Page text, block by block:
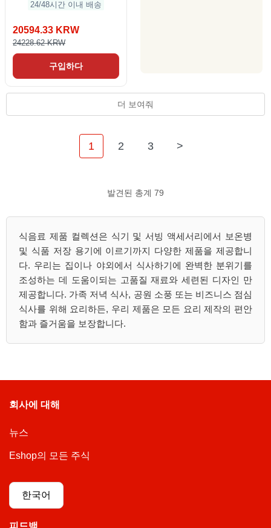
24/48시간 이내 배송
20594.33 KRW
24228.62 KRW
구입하다
더 보여줘
1 2 3 >
발견된 총계 79
식음료 제품 컬렉션은 식기 및 서빙 액세서리에서 보온병
및 식품 저장 용기에 이르기까지 다양한 제품을 제공합니
다. 우리는 집이나 야외에서 식사하기에 완벽한 분위기를
조성하는 데 도움이되는 고품질 재료와 세련된 디자인 만
제공합니다. 가족 저녁 식사, 공원 소풍 또는 비즈니스 점심
식사를 위해 요리하든, 우리 제품은 모든 요리 제작의 편안
함과 즐거움을 보장합니다.
회사에 대해
뉴스
Eshop의 모든 주식
한국어
피드백